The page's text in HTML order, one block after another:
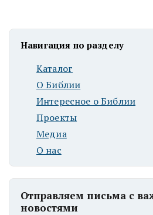
Навигация по разделу
Каталог
О Библии
Интересное о Библии
Проекты
Медиа
О нас
Отправляем письма с
новостями